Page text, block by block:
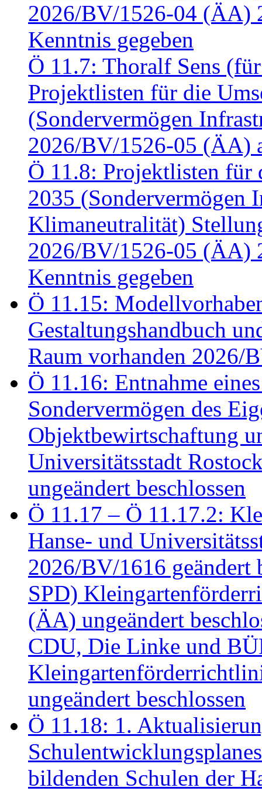
2026/BV/1526-04 (ÄA)
Kenntnis gegeben
Ö 11.7: Thoralf Sens
Projektlisten für die
(Sondervermögen
2026/BV/1526-05 (ÄA)
Ö 11.8: Projektlisten für
2035 (Sondervermögen
Klimaneutralität)
2026/BV/1526-05 (ÄA)
Kenntnis gegeben
Ö 11.15:
Gestaltungshandbuch
Raum vorhanden 2026/
Ö 11.16: Entnahme
Sondervermögen des
Objektbewirtschaftung
Universitätsstadt
ungeändert beschlossen
Ö 11.17 – Ö 11.17.2:
Hanse- und
2026/BV/1616 geändert
SPD)
(ÄA) ungeändert
CDU, Die Linke und
ungeändert beschlossen
Ö 11.18: 1.
bildenden Schulen der